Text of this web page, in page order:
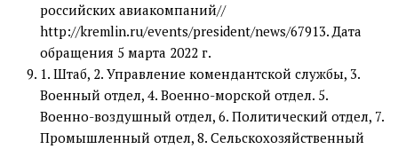
российских авиакомпаний//
http://kremlin.ru/events/president/news/67913. Дата
обращения 5 марта 2022 г.
1. Штаб, 2. Управление комендантской службы, 3.
Военный отдел, 4. Военно-морской отдел. 5.
Военно-воздушный отдел, 6. Политический отдел, 7.
Промышленный отдел, 8. Сельскохозяйственный